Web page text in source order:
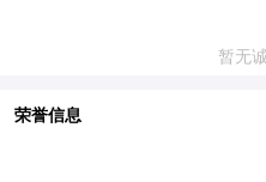
暂无
荣誉信息